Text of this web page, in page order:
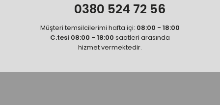
0380 524 72 56
Müşteri temsilcilerimi hafta içi: 08:00 - 18:00
C.tesi 08:00 - 18:00 saatleri arasında
hizmet vermektedir.